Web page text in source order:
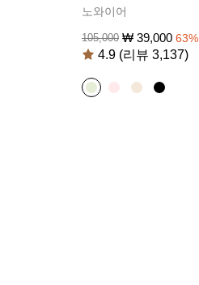
노와이어
105,000 ₩ 39,000 63%
4.9 (리뷰 3,137)